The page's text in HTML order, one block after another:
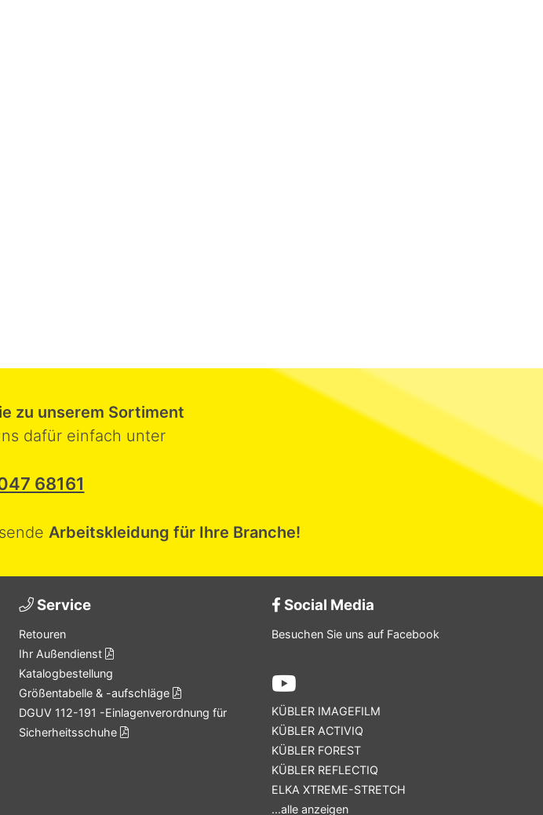
zu unserem Sortiment
dafür einfach unter
68161
Arbeitskleidung für Ihre Branche!
Service
Retouren
Ihr Außendienst
Katalogbestellung
Größentabelle & -aufschläge
DGUV 112-191 -Einlagenverordnung für
Sicherheitsschuhe
Social Media
Besuchen Sie uns auf Facebook
KÜBLER IMAGEFILM
KÜBLER ACTIVIQ
KÜBLER FOREST
KÜBLER REFLECTIQ
ELKA XTREME-STRETCH
...alle anzeigen